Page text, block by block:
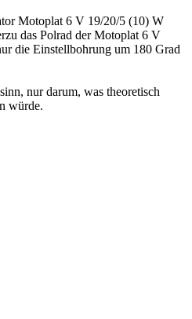
Motoplat 6 V 19/20/5 (10) W
das Polrad der Motoplat 6 V
die Einstellbohrung um 180 Grad
nur darum, was theoretisch
würde.